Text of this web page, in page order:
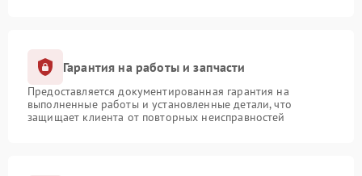
Гарантия на работы и запчасти
Предоставляется документированная гарантия на
выполненные работы и установленные детали, что
защищает клиента от повторных неисправностей